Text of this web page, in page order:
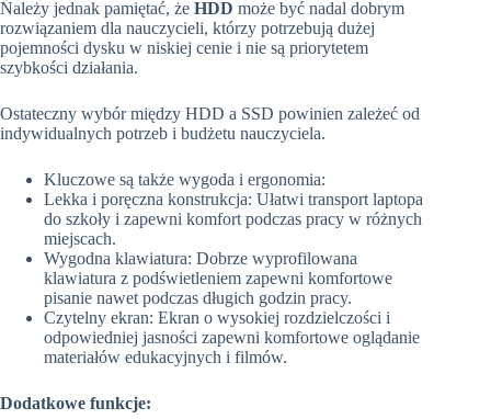
Należy jednak pamiętać, że HDD może być nadal dobrym
rozwiązaniem dla nauczycieli, którzy potrzebują dużej
pojemności dysku w niskiej cenie i nie są priorytetem
szybkości działania.
Ostateczny wybór między HDD a SSD powinien zależeć od
indywidualnych potrzeb i budżetu nauczyciela.
Kluczowe są także wygoda i ergonomia:
Lekka i poręczna konstrukcja: Ułatwi transport laptopa
do szkoły i zapewni komfort podczas pracy w różnych
miejscach.
Wygodna klawiatura: Dobrze wyprofilowana
klawiatura z podświetleniem zapewni komfortowe
pisanie nawet podczas długich godzin pracy.
Czytelny ekran: Ekran o wysokiej rozdzielczości i
odpowiedniej jasności zapewni komfortowe oglądanie
materiałów edukacyjnych i filmów.
Dodatkowe funkcje: